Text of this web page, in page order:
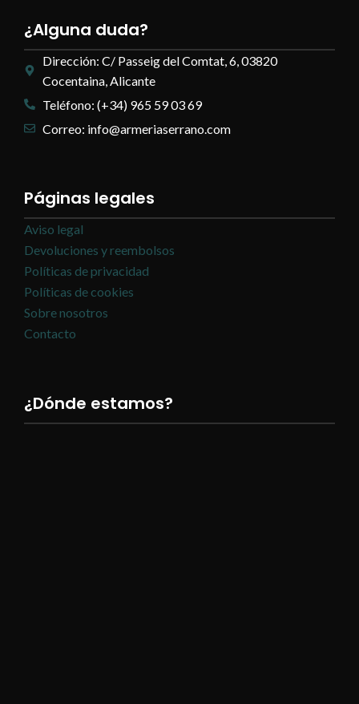
¿Alguna duda?
Dirección: C/ Passeig del Comtat, 6, 03820
Cocentaina, Alicante
Teléfono: (+34) 965 59 03 69
Correo: info@armeriaserrano.com
Páginas legales
Aviso legal
Devoluciones y reembolsos
Políticas de privacidad
Políticas de cookies
Sobre nosotros
Contacto
¿Dónde estamos?